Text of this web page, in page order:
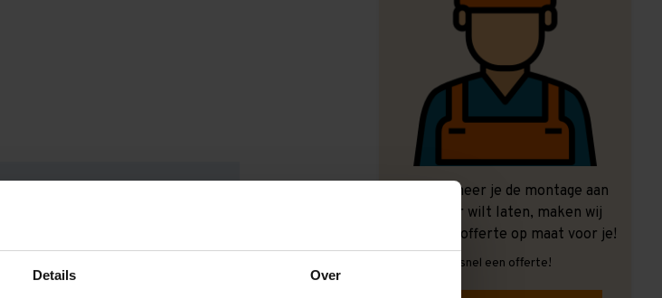
Details Over
Ook wanneer je de montage aan
ons over wilt laten, maken wij
graag een offerte op maat voor je!
Vrijblijvend, snel een offerte!